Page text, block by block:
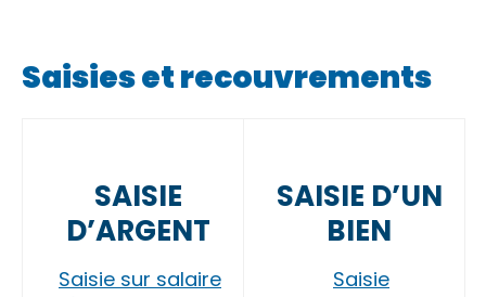
Saisies et recouvrements
SAISIE
D’ARGENT
Saisie sur salaire
SAISIE D’UN
BIEN
Saisie